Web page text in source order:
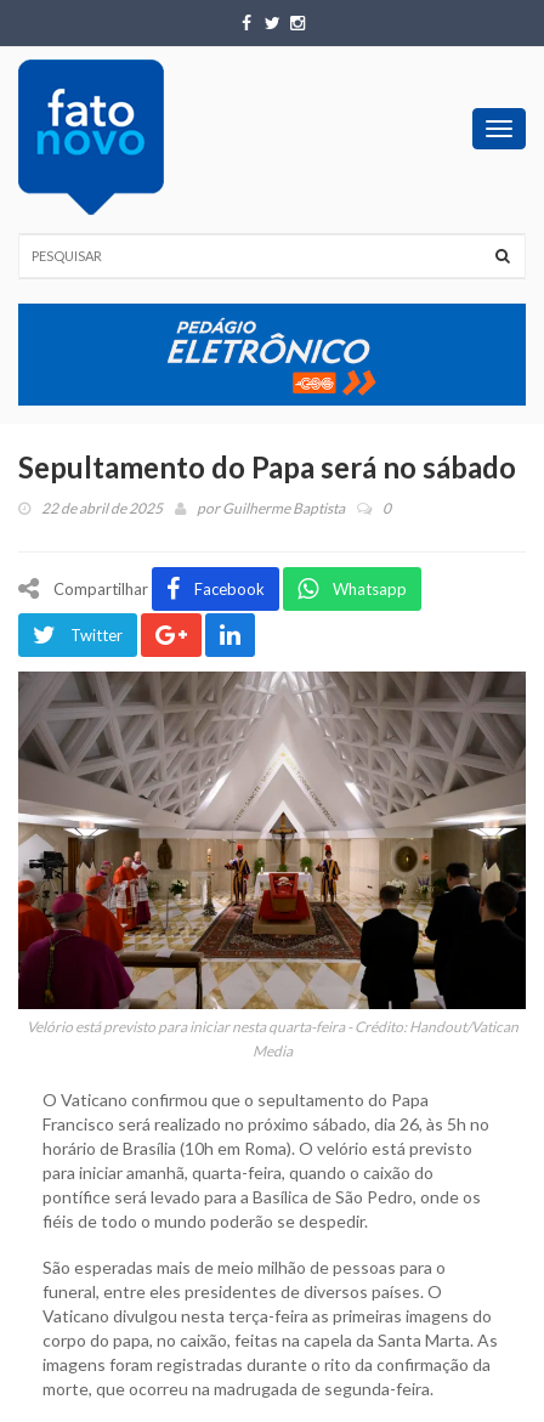
Sepultamento do Papa será no sábado
22 de abril de 2025 porGuilherme Baptista 0
Compartilhar Facebook Whatsapp
Twitter
Velório está previsto para iniciar nesta quarta-feira - Crédito: Handout/Vatican
Media
O Vaticano confirmou que o sepultamento do Papa
Francisco será realizado no próximo sábado, dia 26, às 5h no
horário de Brasília (10h em Roma). O velório está previsto
para iniciar amanhã, quarta-feira, quando o caixão do
pontífice será levado para a Basílica de São Pedro, onde os
fiéis de todo o mundo poderão se despedir.
São esperadas mais de meio milhão de pessoas para o
funeral, entre eles presidentes de diversos países. O
Vaticano divulgou nesta terça-feira as primeiras imagens do
corpo do papa, no caixão, feitas na capela da Santa Marta. As
imagens foram registradas durante o rito da confirmação da
morte, que ocorreu na madrugada de segunda-feira.